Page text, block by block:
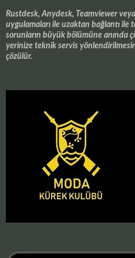
Rustdesk, Anydesk, Teamviewer
uygulamaları ile uzaktan bağlantı ile
sorunların büyük bölümüne anında
yerinize teknik servis
çözülür.